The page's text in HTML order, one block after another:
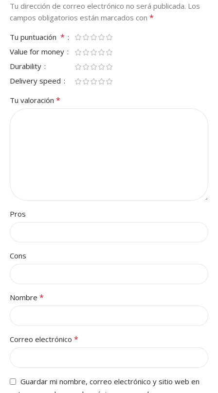
Tu dirección de correo electrónico no será publicada. Los
campos obligatorios están marcados con *
Tu puntuación *
Value for money
Durability
Delivery speed
Tu valoración *
Pros
Cons
Nombre *
Correo electrónico *
Guardar mi nombre, correo electrónico y sitio web en